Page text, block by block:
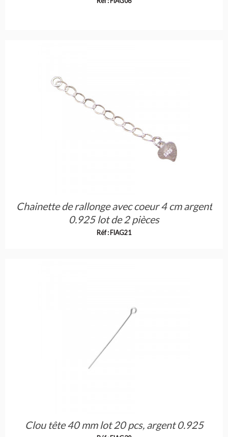
Chainette de rallonge avec coeur 4 cm argent
0.925 lot de 2 pièces
Réf : FIAG21
Clou tête 40 mm lot 20 pcs, argent 0.925